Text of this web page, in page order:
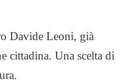
Davide Leoni, già
cittadina. Una scelta di